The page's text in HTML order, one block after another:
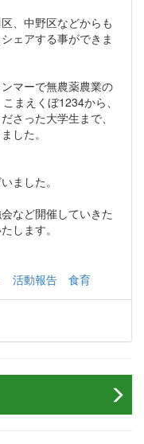
、中野区などからも
ェアする事ができま
マーで無農薬農業の
まえくぼ1234から、
さった大学生まで、
した。
ました。
など開催していきた
します。
活動報告 食育